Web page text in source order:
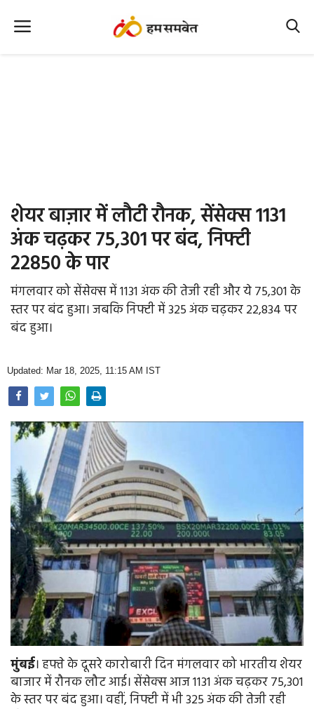
Office Office
Political Gossips
Farm & Food
Opinion
Photo Gallery
Home
शेयर बाज़ार में लौटी रौनक, सेंसेक्स 1131
अंक चढ़कर 75,301 पर बंद, निफ्टी
22850 के पार
मंगलवार को सेंसेक्स में 1131 अंक की तेजी रही और ये 75,301 के
स्तर पर बंद हुआ। जबकि निफ्टी में 325 अंक चढ़कर 22,834 पर
बंद हुआ।
Updated: Mar 18, 2025, 11:15 AM IST
मुंबई। हफ्ते के दूसरे कारोबारी दिन मंगलवार को भारतीय शेयर
बाजार में रौनक लौट आई। सेंसेक्स आज 1131 अंक चढ़कर 75,301
के स्तर पर बंद हुआ। वहीं, निफ्टी में भी 325 अंक की तेजी रही